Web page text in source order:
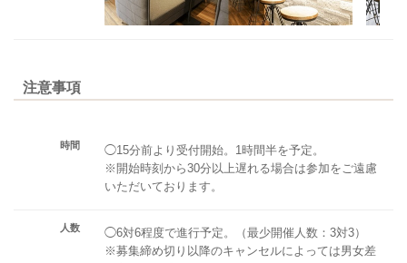
注意事項
時間
◯15分前より受付開始。1時間半を予定。
※開始時刻から30分以上遅れる場合は参加をご遠慮
いただいております。
人数
◯6対6程度で進行予定。（最少開催人数：3対3）
※募集締め切り以降のキャンセルによっては男女差